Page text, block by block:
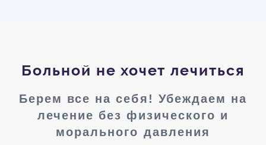
Больной не хочет лечиться
Берем все на себя! Убеждаем на
лечение без физического и
морального давления